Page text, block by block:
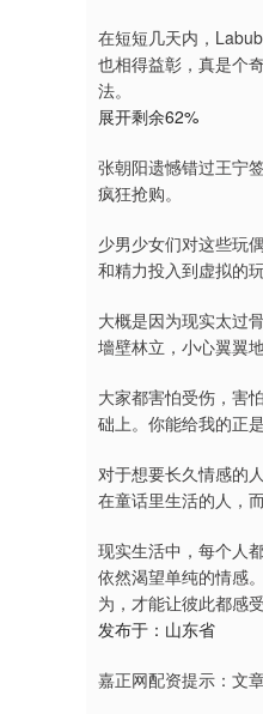
在短短几天内，
也相得益彰，真是个
法。
展开剩余62%
张朝阳遗憾错过王宁
疯狂抢购。
少男少女们对这些玩
和精力投入到虚拟的
大概是因为现实太过
墻壁林立，小心翼翼
大家都害怕受伤，害
础上。你能给我的正
对于想要长久情感的
在童话里生活的人，
现实生活中，每个人
依然渴望单纯的情感
为，才能让彼此都感
发布于：山东省
嘉正网配资提示：文